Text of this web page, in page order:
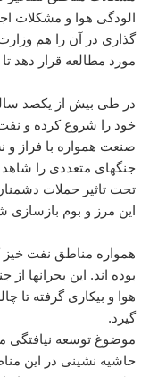
الودگی هوا و مشکلات
گذاری در آن را هم
مورد مطالعه قرار دهد
در طی بیش از یکصد
خود را شروع کرده و
صنعت همواره با فراز و
جنگهای متعددی را
تحت تاثیر حملات
این مرز و بوم
همواره مناطق نفت خیز
بوده اند. این بحرانها
هوا و بیکاری گرفته تا
گیرد.
موضوغ توسعه نیافتگی
حاشیه نشینی در این